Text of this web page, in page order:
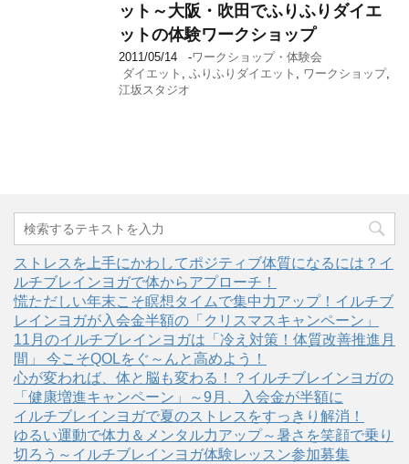
ット～大阪・吹田でふりふりダイエ
ットの体験ワークショップ
2011/05/14 -ワークショップ・体験会
ダイエット
ふりふりダイエット ワークショップ,
江坂スタジオ
ストレスを上手にかわしてポジティブ体質になるには？イ
ルチブレインヨガで体からアプローチ！
慌ただしい年末こそ瞑想タイムで集中力アップ！イルチブ
レインヨガが入会金半額の「クリスマスキャンペーン」
11月のイルチブレインヨガは「冷え対策！体質改善推進月
間」 今こそQOLをぐ～んと高めよう！
心が変われば、体と脳も変わる！？イルチブレインヨガの
「健康増進キャンペーン」～9月、入会金が半額に
イルチブレインヨガで夏のストレスをすっきり解消！
ゆるい運動で体力＆メンタル力アップ～暑さを笑顔で乗り
切ろう～イルチブレインヨガ体験レッスン参加募集